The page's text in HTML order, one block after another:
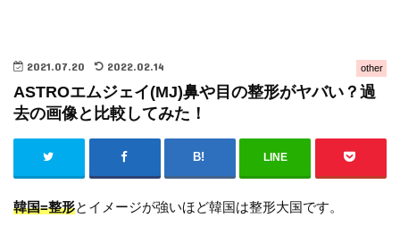
other
2021.07.20 2022.02.14
ASTROエムジェイ(MJ)鼻や目の整形がヤバい？過
去の画像と比較してみた！
LINE
韓国=整形とイメージが強いほど韓国は整形大国です。